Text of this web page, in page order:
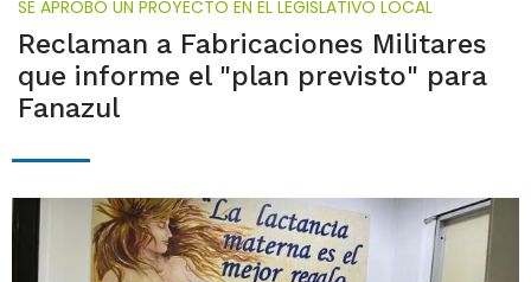
SE APROBÓ UN PROYECTO EN EL LEGISLATIVO LOCAL
Reclaman a Fabricaciones Militares
que informe el "plan previsto" para
Fanazul